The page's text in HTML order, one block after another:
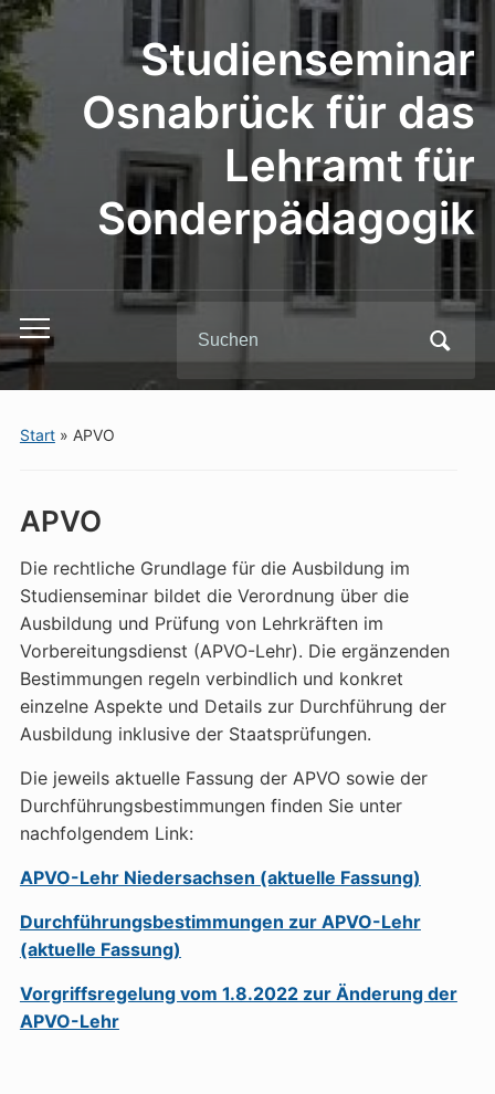
Studienseminar
Osnabrück für das
Lehramt für
Sonderpädagogik
Toggle
mobile
menu
Search
for:
Start» APVO
APVO
Die rechtliche Grundlage für die Ausbildung im
Studienseminar bildet die Verordnung über die
Ausbildung und Prüfung von Lehrkräften im
Vorbereitungsdienst (APVO-Lehr). Die ergänzenden
Bestimmungen regeln verbindlich und konkret
einzelne Aspekte und Details zur Durchführung der
Ausbildung inklusive der Staatsprüfungen.
Die jeweils aktuelle Fassung der APVO sowie der
Durchführungsbestimmungen finden Sie unter
nachfolgendem Link:
APVO-Lehr Niedersachsen (aktuelle Fassung)
Durchführungsbestimmungen zur APVO-Lehr
(aktuelle Fassung)
Vorgriffsregelung vom 1.8.2022 zur Änderung der
APVO-Lehr